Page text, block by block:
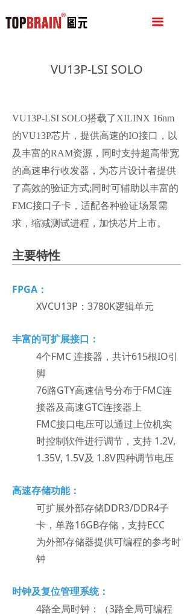
끀
VU13P-LSI SOLO
VU13P-LSI SOLO搭载了XILINX 16nm
的VU13P芯片，提供高速的IO接口，以
及丰富的RAM资源，同时支持超高带宽
的高速串行收发器，为芯片设计者提供
了高效的验证方式;同时可辅助以丰富的
FMC接口子卡，适配各种验证场景需
求，缩减测试进程，加快芯片上市。
主要特性
FPGA：
XVCU13P：3780K逻辑单元
丰富的可扩展接口：
4个FMC 连接器，共计615根IO引
脚
76路GTY高速信号分布于FMC连
接器及高速GTC连接器上
FMC接口电压可以通过上位机实
时控制软件进行调节，支持 1.2V,
1.35V, 1.5V及 1.8V四种调节电压
高速存储功能：
可扩展外部存储DDR3/DDR4子
卡，单路16GB存储，支持ECC
为外部存储器提供可编程的参考时
钟
时钟及复位管理系统：
4路全局时钟：（3路全局可编程